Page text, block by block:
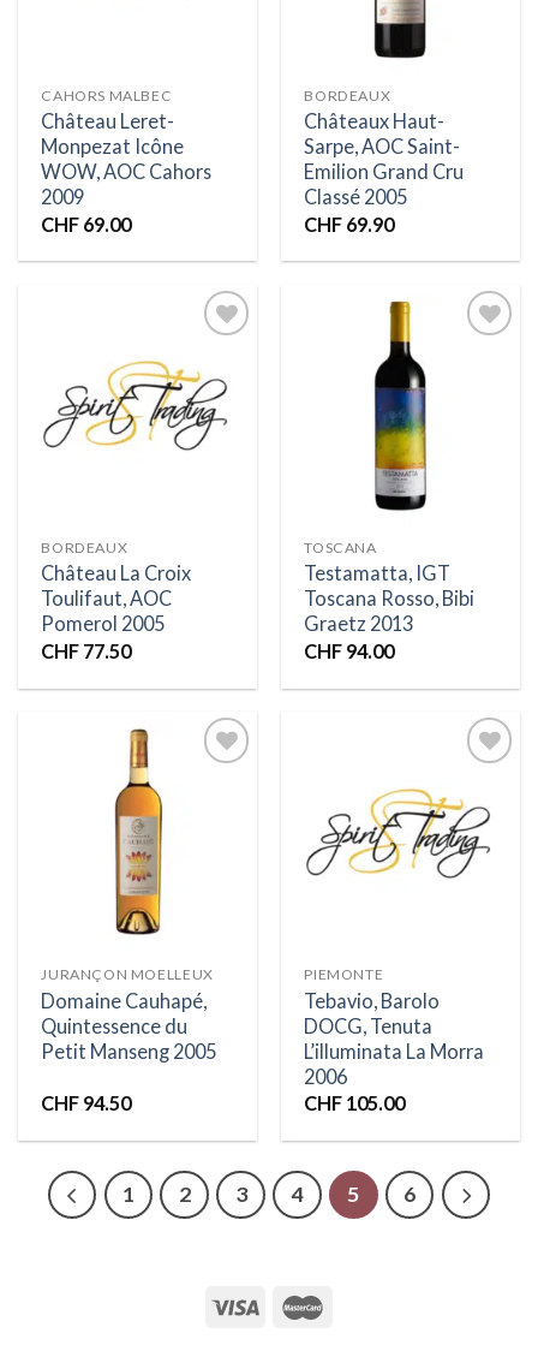
CAHORS MALBEC
Château Leret-
Monpezat Icône
WOW, AOC Cahors
2009
CHF 69.00
BORDEAUX
Châteaux Haut-
Sarpe, AOC Saint-
Emilion Grand Cru
Classé 2005
CHF 69.90
Ajouter
à la liste
d’envies
BORDEAUX
Château La Croix
Toulifaut, AOC
Pomerol 2005
CHF 77.50
TOSCANA
Testamatta, IGT
Toscana Rosso, Bibi
Graetz 2013
CHF 94.00
JURANÇON MOELLEUX
Domaine Cauhapé,
Quintessence du
Petit Manseng 2005
CHF 94.50
Ajouter
à la liste
d’envies
PIEMONTE
Tebavio, Barolo
DOCG, Tenuta
L’illuminata La Morra
2006
CHF 105.00
1 2 3 4 5 6